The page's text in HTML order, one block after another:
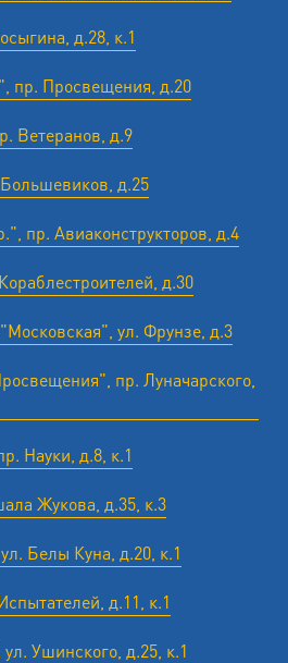
д.28, к.1
пр. Просвещения, д.20
Ветеранов, д.9
д.25
пр. Авиаконструкторов, д.4
д.30
ул. Фрунзе, д.3
пр. Луначарского,
Науки, д.8, к.1
Жукова, д.35, к.3
Белы Куна, д.20, к.1
д.11, к.1
Ушинского, д.25, к.1